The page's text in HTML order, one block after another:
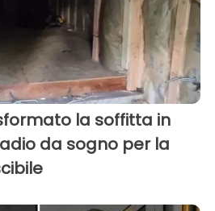
la soffitta in
da sogno per la